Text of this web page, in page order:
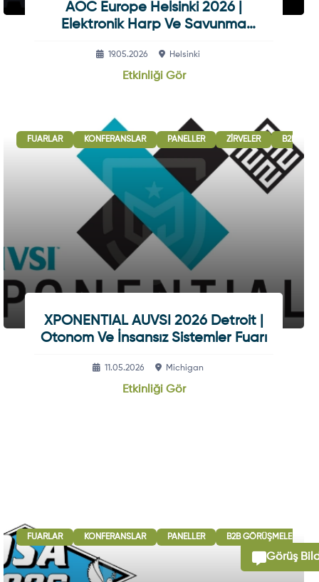
AOC Europe Helsinki 2026 |
Elektronik Harp Ve Savunma
19.05.2026 Helsinki
Etkinliği Gör
- GÖSTERI
OTURUMLARI SERGI - GÖSTERI
FUARLAR KONFERANSLAR PANELLER ZIRVELER B2B
XPONENTIAL AUVSI 2026 Detroit |
Otonom Ve İnsansız Sistemler Fuarı
11.05.2026 Michigan
Etkinliği Gör
ULUSLARARASI İŞBIRLIĞI OTURUMLARI SERGI - GÖSTERI
FUARLAR KONFERANSLAR PANELLER B2B GÖRÜŞMELERI
Görüş